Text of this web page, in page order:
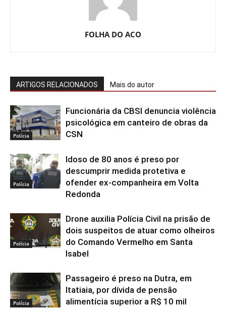
FOLHA DO ACO
ARTIGOS RELACIONADOS Mais do autor
Polícia
Funcionária da CBSI denuncia violência
psicológica em canteiro de obras da
CSN
Polícia
Idoso de 80 anos é preso por
descumprir medida protetiva e
ofender ex-companheira em Volta
Redonda
Polícia
Drone auxilia Polícia Civil na prisão de
dois suspeitos de atuar como olheiros
do Comando Vermelho em Santa
Isabel
Polícia
Passageiro é preso na Dutra, em
Itatiaia, por dívida de pensão
alimentícia superior a R$ 10 mil